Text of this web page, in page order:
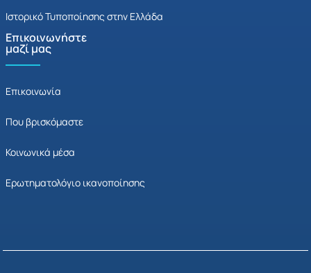
Ιστορικό Τυποποίησης στην Ελλάδα
Επικοινωνήστε
μαζί μας
Επικοινωνία
Που βρισκόμαστε
Κοινωνικά μέσα
Ερωτηματολόγιο ικανοποίησης